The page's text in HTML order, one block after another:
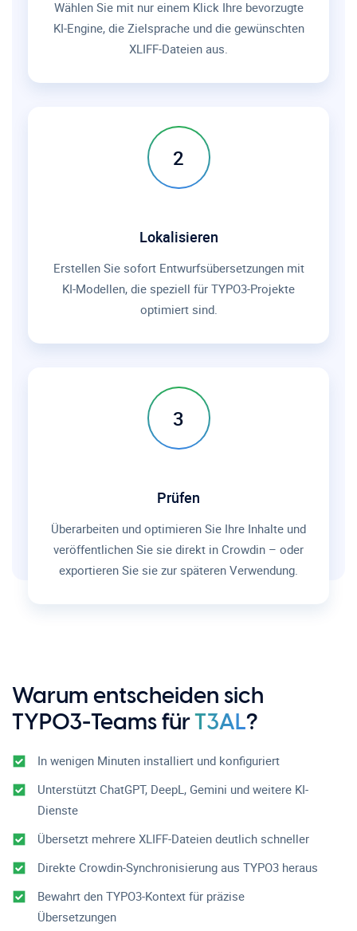
Wählen Sie mit nur einem Klick Ihre bevorzugte
KI-Engine, die Zielsprache und die gewünschten
XLIFF-Dateien aus.
2
Lokalisieren
Erstellen Sie sofort Entwurfsübersetzungen mit
KI-Modellen, die speziell für TYPO3-Projekte
optimiert sind.
3
Prüfen
Überarbeiten und optimieren Sie Ihre Inhalte und
veröffentlichen Sie sie direkt in Crowdin – oder
exportieren Sie sie zur späteren Verwendung.
Warum entscheiden sich
TYPO3-Teams fürT3AL?
In wenigen Minuten installiert und konfiguriert
Unterstützt ChatGPT, DeepL, Gemini und weitere KI-
Dienste
Übersetzt mehrere XLIFF-Dateien deutlich schneller
Direkte Crowdin-Synchronisierung aus TYPO3 heraus
Bewahrt den TYPO3-Kontext für präzise
Übersetzungen